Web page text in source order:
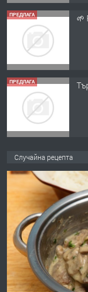
ПРЕДЛАГА 🌱
ПРЕДЛАГА
ПРЕДЛАГА
ПРЕДЛАГА
Случайна рецепта